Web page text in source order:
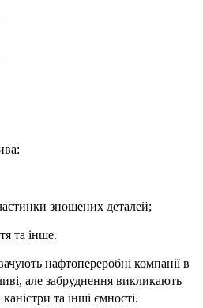
зношених деталей;
та інше.
нафтопереробні компанії в
але забруднення викликають
та інші ємності.